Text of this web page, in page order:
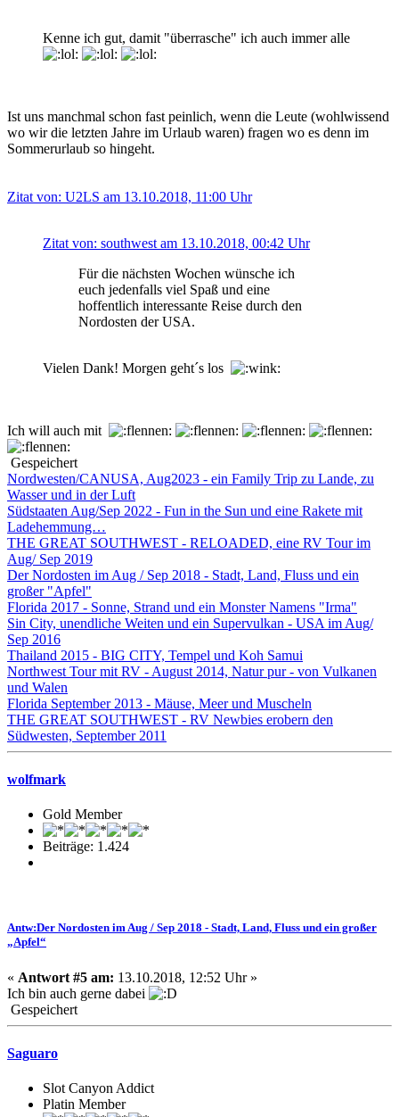
Kenne ich gut, damit "überrasche" ich auch immer alle
Ist uns manchmal schon fast peinlich, wenn die Leute (wohlwissend
wo wir die letzten Jahre im Urlaub waren) fragen wo es denn im
Sommerurlaub so hingeht.
Zitat von: U2LS am 13.10.2018, 11:00 Uhr
Zitat von: southwest am 13.10.2018, 00:42 Uhr
Für die nächsten Wochen wünsche ich
euch jedenfalls viel Spaß und eine
hoffentlich interessante Reise durch den
Nordosten der USA.
Vielen Dank! Morgen geht´s los
Ich will auch mit
Gespeichert
Nordwesten/CANUSA, Aug2023 - ein Family Trip zu Lande, zu
Wasser und in der Luft
Südstaaten Aug/Sep 2022 - Fun in the Sun und eine Rakete mit
Ladehemmung…
THE GREAT SOUTHWEST - RELOADED, eine RV Tour im
Aug/ Sep 2019
Der Nordosten im Aug / Sep 2018 - Stadt, Land, Fluss und ein
großer "Apfel"
Florida 2017 - Sonne, Strand und ein Monster Namens "Irma"
Sin City, unendliche Weiten und ein Supervulkan - USA im Aug/
Sep 2016
Thailand 2015 - BIG CITY, Tempel und Koh Samui
Northwest Tour mit RV - August 2014, Natur pur - von Vulkanen
und Walen
Florida September 2013 - Mäuse, Meer und Muscheln
THE GREAT SOUTHWEST - RV Newbies erobern den
Südwesten, September 2011
wolfmark
Gold Member
Beiträge: 1.424
Antw:Der Nordosten im Aug / Sep 2018 - Stadt, Land, Fluss und ein großer
„Apfel“
« Antwort #5 am: 13.10.2018, 12:52 Uhr »
Ich bin auch gerne dabei
Gespeichert
Saguaro
Slot Canyon Addict
Platin Member